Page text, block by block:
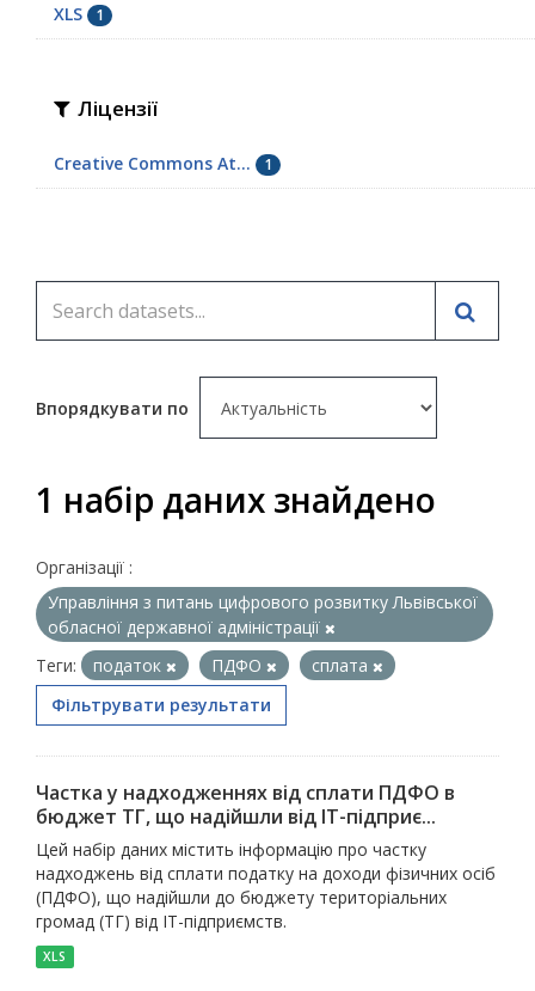
XLS 1
Ліцензії
Creative Commons At... 1
Впорядкувати по
1 набір даних знайдено
Організації :
Управління з питань цифрового розвитку Львівської
обласної державної адміністрації
Теги:
податок ПДФО
сплата
Фільтрувати результати
Частка у надходженнях від сплати ПДФО в
бюджет ТГ, що надійшли від ІТ-підприє...
Цей набір даних містить інформацію про частку
надходжень від сплати податку на доходи фізичних осіб
(ПДФО), що надійшли до бюджету територіальних
громад (ТГ) від ІТ-підприємств.
XLS